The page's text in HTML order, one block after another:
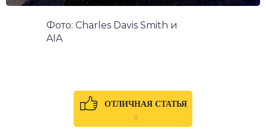
Фото: Charles Davis Smith и
AIA
ОТЛИЧНАЯ СТАТЬЯ
0